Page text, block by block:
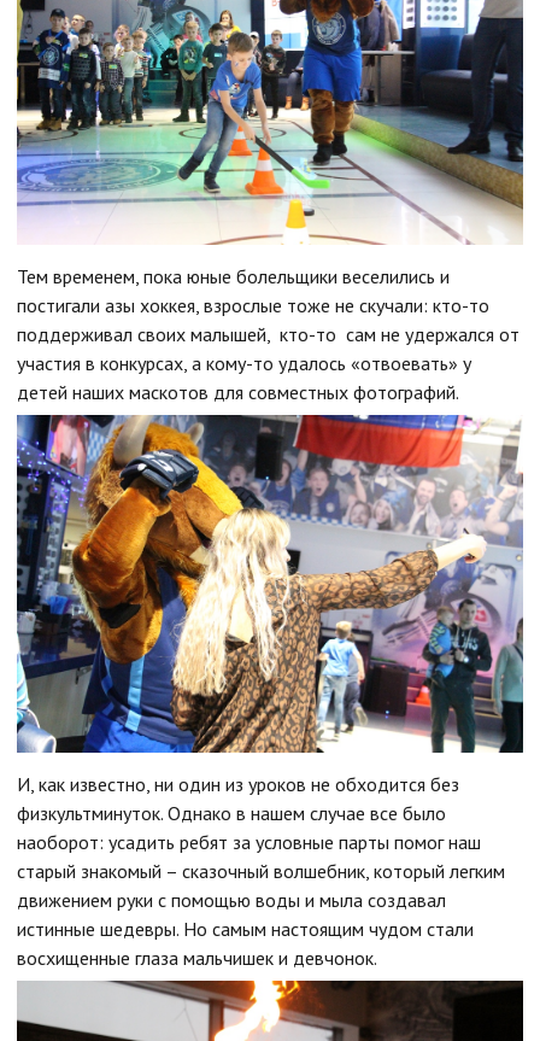
Тем временем, пока юные болельщики веселились и
постигали азы хоккея, взрослые тоже не скучали: кто-то
поддерживал своих малышей, кто-то сам не удержался от
участия в конкурсах, а кому-то удалось «отвоевать» у
детей наших маскотов для совместных фотографий.
И, как известно, ни один из уроков не обходится без
физкультминуток. Однако в нашем случае все было
наоборот: усадить ребят за условные парты помог наш
старый знакомый – сказочный волшебник, который легким
движением руки с помощью воды и мыла создавал
истинные шедевры. Но самым настоящим чудом стали
восхищенные глаза мальчишек и девчонок.